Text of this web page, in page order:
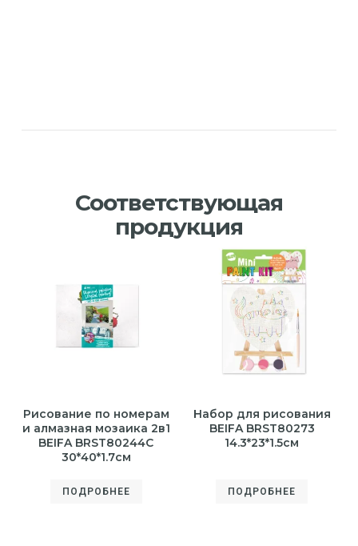
Соответствующая
продукция
Рисование по номерам
и алмазная мозаика 2в1
BEIFA BRST80244C
30*40*1.7см
ПОДРОБНЕЕ
Набор для рисования
BEIFA BRST80273
14.3*23*1.5см
ПОДРОБНЕЕ